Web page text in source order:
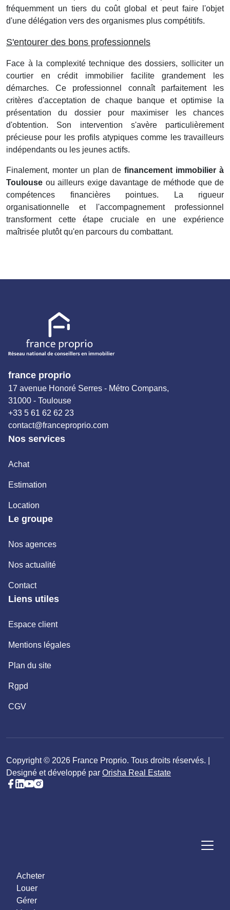
fréquemment un tiers du coût global et peut faire l'objet
d'une délégation vers des organismes plus compétitifs.
S'entourer des bons professionnels
Face à la complexité technique des dossiers, solliciter un
courtier en crédit immobilier facilite grandement les
démarches. Ce professionnel connaît parfaitement les
critères d'acceptation de chaque banque et optimise la
présentation du dossier pour maximiser les chances
d'obtention. Son intervention s'avère particulièrement
précieuse pour les profils atypiques comme les travailleurs
indépendants ou les jeunes actifs.
Finalement, monter un plan de financement immobilier à
Toulouse ou ailleurs exige davantage de méthode que de
compétences financières pointues. La rigueur
organisationnelle et l'accompagnement professionnel
transforment cette étape cruciale en une expérience
maîtrisée plutôt qu'en parcours du combattant.
france proprio
17 avenue Honoré Serres - Métro Compans,
31000 - Toulouse
+33 5 61 62 62 23
contact@franceproprio.com
Nos services
Achat
Estimation
Location
Le groupe
Nos agences
Nos actualité
Contact
Liens utiles
Espace client
Mentions légales
Plan du site
Rgpd
CGV
Copyright © 2026 France Proprio. Tous droits réservés. |
Designé et développé par Orisha Real Estate
Acheter
Louer
Gérer